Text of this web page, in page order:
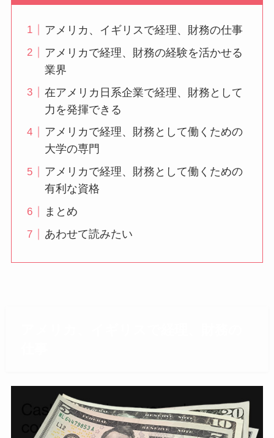
アメリカ、イギリスで経理、財務の仕事
アメリカで経理、財務の経験を活かせる
業界
在アメリカ日系企業で経理、財務として
力を発揮できる
アメリカで経理、財務として働くための
大学の専門
アメリカで経理、財務として働くための
有利な資格
まとめ
あわせて読みたい